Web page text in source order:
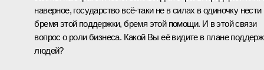
наверное, государство всё‑таки не в силах в одиночку нести
бремя этой поддержки, бремя этой помощи. И в этой связи
вопрос о роли бизнеса. Какой Вы её видите в плане
людей?